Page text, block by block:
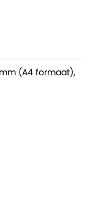
mm (A4 formaat),